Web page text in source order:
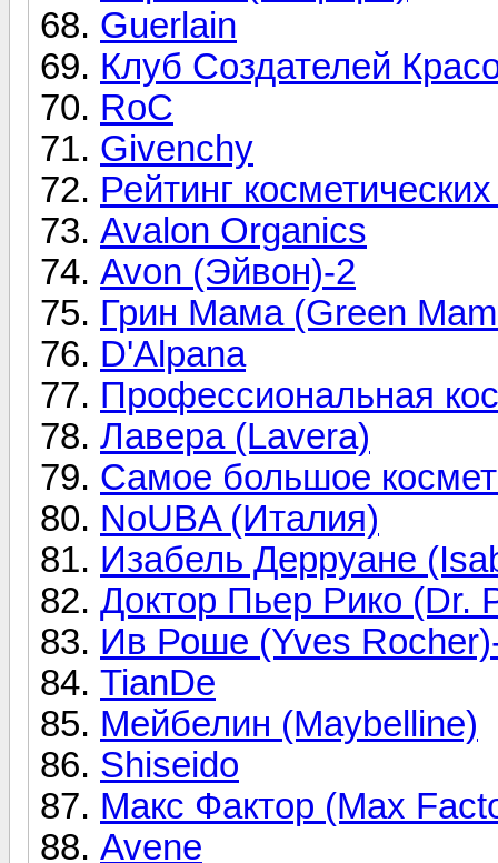
Guerlain
Клуб Создателей
RoC
Givenchy
Рейтинг
Avalon Organics
Avon (Эйвон)-2
Грин Мама (Green
D'Alpana
Профессиональная
Лавера (Lavera)
Самое большое
NoUBA (Италия)
Изабель Дерруане
Доктор Пьер Рико (Dr.
Ив Роше (Yves
TianDe
Мейбелин (Maybelline)
Shiseido
Макс Фактор (Max
Avene